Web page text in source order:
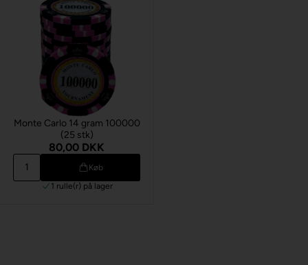
Monte Carlo 14 gram 100000
(25 stk)
80,00 DKK
Køb
1 rulle(r) på lager